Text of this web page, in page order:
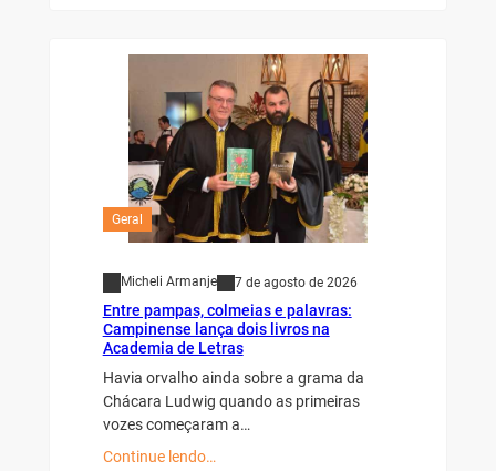
Geral
Micheli Armanje 7 de agosto de 2026
Entre pampas, colmeias e palavras:
Campinense lança dois livros na
Academia de Letras
Havia orvalho ainda sobre a grama da
Chácara Ludwig quando as primeiras
vozes começaram a…
Continue lendo…